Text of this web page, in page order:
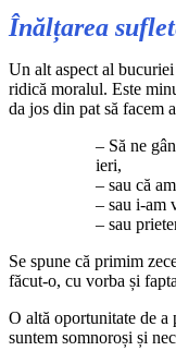
Înălțarea
Un alt aspect al bucuriei
ridică moralul. Este
da jos din pat să facem
– Să ne
ieri,
– sau că
– sau i-am
– sau
Se spune că primim
făcut-o, cu vorba și
O altă oportunitate de a
suntem somnoroși și